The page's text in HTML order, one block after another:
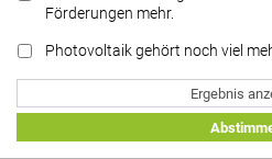
Förderungen mehr.
Photovoltaik gehört noch viel
Ergebnis